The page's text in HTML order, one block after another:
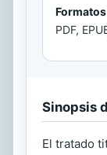
PDF,
Sinopsis
El tratado